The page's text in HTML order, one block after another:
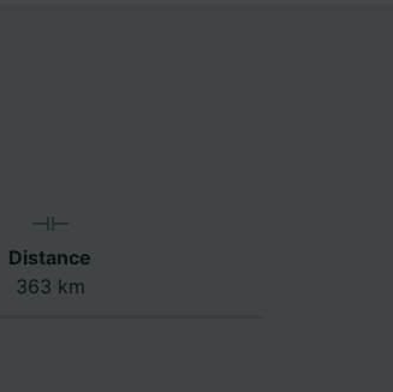
Distance
363 km